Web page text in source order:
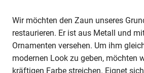
Wir möchten den Zaun unseres
restaurieren. Er ist aus Metall und
Ornamenten versehen. Um ihm
modernen Look zu geben, möchten
kräftigen Farbe streichen. Eignet